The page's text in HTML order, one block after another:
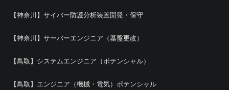
【神奈川】サイバー防護分析装置開発・保守
【神奈川】サーバーエンジニア（基盤更改）
【鳥取】システムエンジニア（ポテンシャル）
【鳥取】エンジニア（機械・電気）ポテンシャル